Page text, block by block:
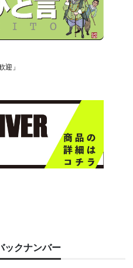
迎」
ックナンバー